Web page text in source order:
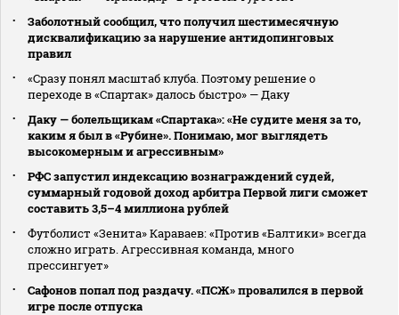
Заболотный сообщил, что получил шестимесячную
дисквалификацию за нарушение антидопинговых
правил
«Сразу понял масштаб клуба. Поэтому решение о
переходе в «Спартак» далось быстро» — Даку
Даку — болельщикам «Спартака»: «Не судите меня за то,
каким я был в «Рубине». Понимаю, мог выглядеть
высокомерным и агрессивным»
РФС запустил индексацию вознаграждений судей,
суммарный годовой доход арбитра Первой лиги сможет
составить 3,5–4 миллиона рублей
Футболист «Зенита» Караваев: «Против «Балтики» всегда
сложно играть. Агрессивная команда, много
прессингует»
Сафонов попал под раздачу. «ПСЖ» провалился в первой
игре после отпуска